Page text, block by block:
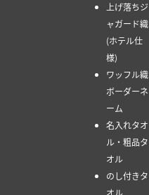
上げ落ちジ
ャガード織
(ホテル仕
様)
ワッフル織
ボーダーネ
ーム
名入れタオ
ル・粗品タ
オル
のし付きタ
オル